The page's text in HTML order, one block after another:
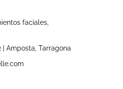
faciales,
| Amposta, Tarragona